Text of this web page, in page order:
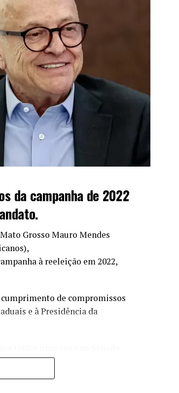
da campanha de 2022
Grosso Mauro Mendes
à reeleição em 2022,
cumprimento de compromissos
e à Presidência da
para buscar um novo